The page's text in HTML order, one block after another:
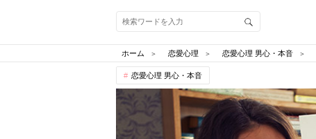
ホーム 恋愛心理 恋愛心理 男心・本音
恋愛心理 男心・本音